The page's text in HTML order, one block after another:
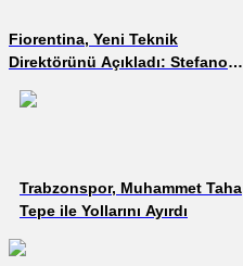
Fiorentina, Yeni Teknik
Direktörünü Açıkladı: Stefano
Trabzonspor, Muhammet Taha
Tepe ile Yollarını Ayırdı